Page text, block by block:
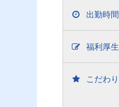
出勤時間
福利厚生
こだわり